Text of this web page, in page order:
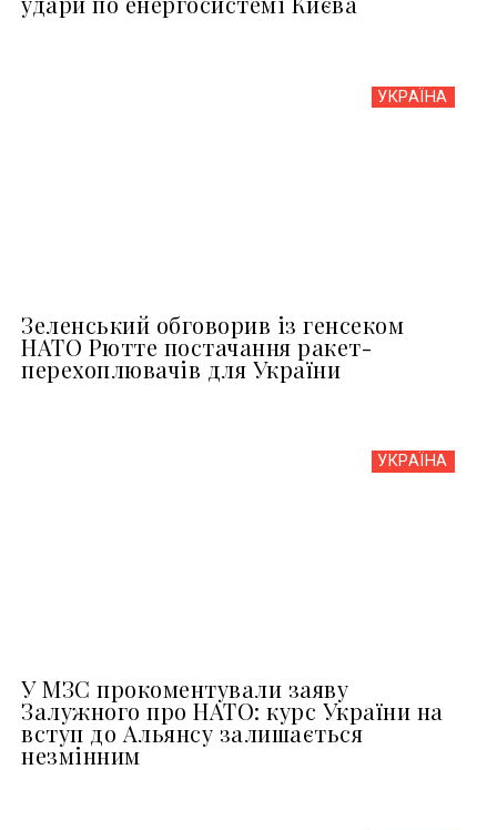
УКРАЇНА
Зеленський обговорив із генсеком
НАТО Рютте постачання ракет-
перехоплювачів для України
УКРАЇНА
У МЗС прокоментували заяву
Залужного про НАТО: курс України на
вступ до Альянсу залишається
незмінним